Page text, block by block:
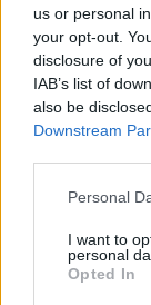
us or personal
your opt-out.
disclosure of
IAB’s list of
also be
Downstream
Personal
I want to
personal
Opted In